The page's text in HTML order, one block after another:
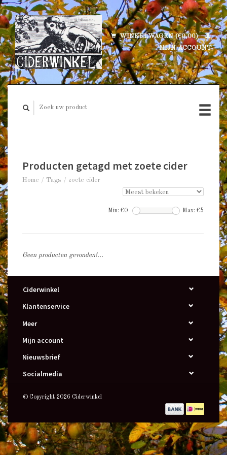
WINKELWAGEN (€0,00)
MIJN ACCOUNT
Producten getagd met zoete cider
Home / Tags / zoete cider
Min: €0 Max: €5
Geen producten gevonden!...
Ciderwinkel
Klantenservice
Meer
Mijn account
Nieuwsbrief
Socialmedia
© Copyright 2026 Ciderwinkel